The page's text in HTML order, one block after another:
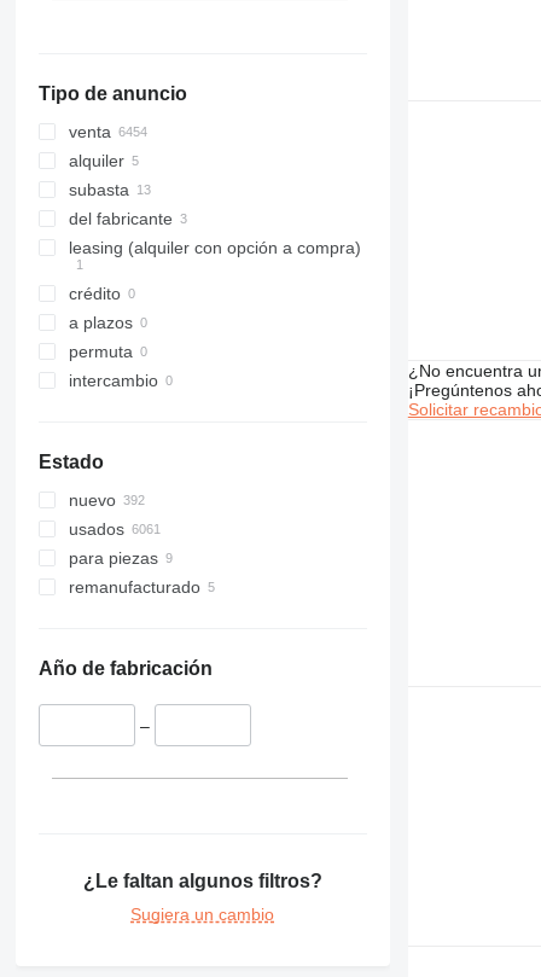
Tipo de anuncio
venta
alquiler
subasta
del fabricante
leasing (alquiler con opción a compra)
crédito
a plazos
permuta
intercambio
Estado
nuevo
usados
para piezas
remanufacturado
Año de fabricación
–
¿Le faltan algunos filtros?
Sugiera un cambio
¿No encuentra
¡Pregúntenos
Solicitar